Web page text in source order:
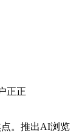
正正
。推出AI浏览